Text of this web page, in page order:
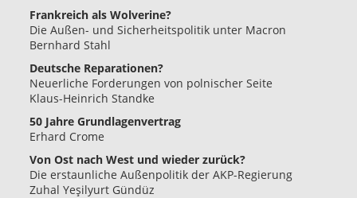
Frankreich als Wolverine?
Die Außen- und Sicherheitspolitik unter Macron
Bernhard Stahl
Deutsche Reparationen?
Neuerliche Forderungen von polnischer Seite
Klaus-Heinrich Standke
50 Jahre Grundlagenvertrag
Erhard Crome
Von Ost nach West und wieder zurück?
Die erstaunliche Außenpolitik der AKP-Regierung
Zuhal Yeşilyurt Gündüz